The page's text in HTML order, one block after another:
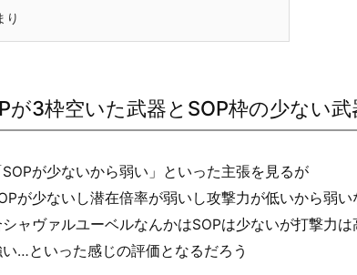
り
が3枠空いた武器とSOP枠の少ない武
が少ないから弱い」といった主張を見るが
が少ないし潜在倍率が弱いし攻撃力が低いから弱い
シャヴァルユーベルなんかはSOPは少ないが打撃力
…といった感じの評価となるだろう